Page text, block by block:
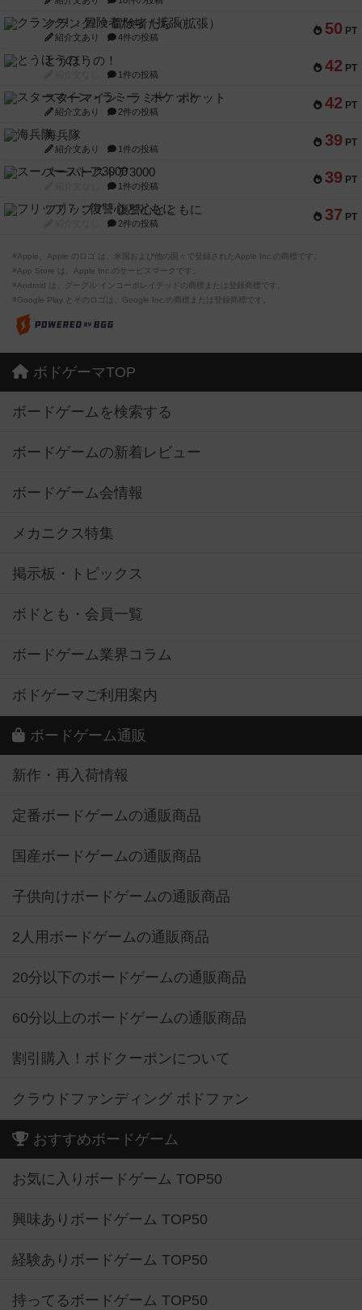
50 PT
クランク! ：冒険者たち（拡張）
紹介文あり 4件の投稿
42 PT
とうほうの！
1件の投稿
42 PT
スターマイン・ラミー ポケット
紹介文あり 2件の投稿
39 PT
海兵隊
紹介文あり 1件の投稿
39 PT
スーパーストア3000
1件の投稿
37 PT
フリップ７：復讐心とともに
2件の投稿
※Apple、Apple のロゴ は、米国および他の国々で登録されたApple Inc.の商標です。
※App Store は、Apple Inc.のサービスマークです。
※Android は、グーグル インコーポレイテッドの商標または登録商標です。
※Google Play とそのロゴは、Google Inc.の商標または登録商標です。
ボドゲーマTOP
ボードゲームを検索する
ボードゲームの新着レビュー
ボードゲーム会情報
メカニクス特集
掲示板・トピックス
ボドとも・会員一覧
ボードゲーム業界コラム
ボドゲーマご利用案内
ボードゲーム通販
新作・再入荷情報
定番ボードゲームの通販商品
国産ボードゲームの通販商品
子供向けボードゲームの通販商品
2人用ボードゲームの通販商品
20分以下のボードゲームの通販商品
60分以上のボードゲームの通販商品
割引購入！ボドクーポンについて
クラウドファンディング ボドファン
おすすめボードゲーム
お気に入りボードゲーム TOP50
興味ありボードゲーム TOP50
経験ありボードゲーム TOP50
持ってるボードゲーム TOP50